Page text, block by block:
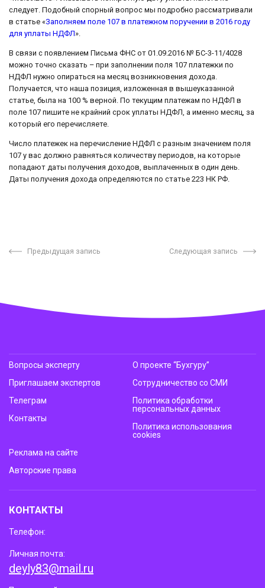
следует. Подобный спорный вопрос мы подробно рассматривали
в статье «Заполняем поле 107 в платежном поручении в 2016 году
для уплаты НДФЛ».
В связи с появлением Письма ФНС от 01.09.2016 № БС-3-11/4028
можно точно сказать – при заполнении поля 107 платежки по
НДФЛ нужно опираться на месяц возникновения дохода.
Получается, что наша позиция, изложенная в вышеуказанной
статье, была на 100 % верной. По текущим платежам по НДФЛ в
поле 107 пишите не крайний срок уплаты НДФЛ, а именно месяц, за
который его перечисляете.
Число платежек на перечисление НДФЛ с разным значением поля
107 у вас должно равняться количеству периодов, на которые
попадают даты получения доходов, выплаченных в один день.
Даты получения дохода определяются по статье 223 НК РФ.
Предыдущая запись Следующая запись
Вопросы эксперту
Приглашаем экспертов
Телеграм
Контакты
О проекте “Бухгуру”
Сотрудничество со СМИ
Политика обработки
персональных данных
Политика использования
cookies
Реклама на сайте
Авторские права
КОНТАКТЫ
Телефон:
Личная почта:
deyly83@mail.ru